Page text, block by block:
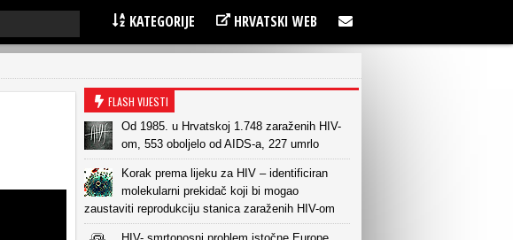
KATEGORIJE HRVATSKI WEB
FLASH VIJESTI
Od 1985. u Hrvatskoj 1.748 zaraženih HIV-
om, 553 oboljelo od AIDS-a, 227 umrlo
Korak prema lijeku za HIV – identificiran
molekularni prekidač koji bi mogao
zaustaviti reprodukciju stanica zaraženih HIV-om